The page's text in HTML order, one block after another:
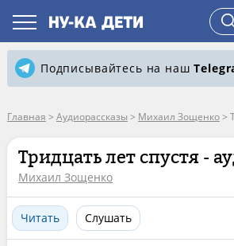
Подписывайтесь на наш
Главная > Аудиорассказы > Михаил Зощенко>
Тридцать лет спустя -
Михаил Зощенко
Читать Слушать